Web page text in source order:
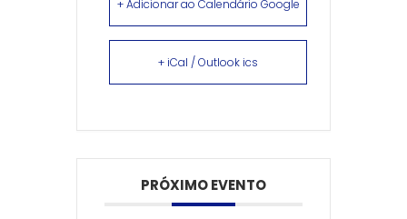
+ Adicionar ao Calendário Google
+ iCal / Outlook ics
PRÓXIMO EVENTO